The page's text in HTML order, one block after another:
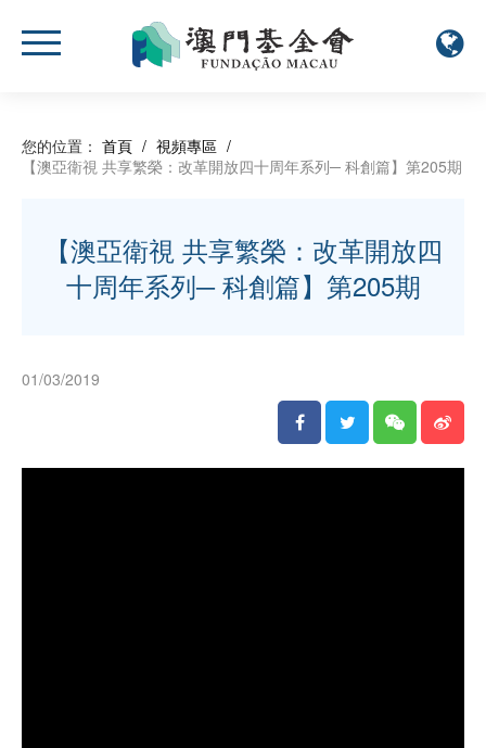
您的位置： 首頁 / 視頻專區 /
【澳亞衛視 共享繁榮：改革開放四十周年系列─ 科創篇】第205期
【澳亞衛視 共享繁榮：改革開放四
十周年系列─ 科創篇】第205期
01/03/2019